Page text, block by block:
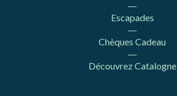
Escapades
Chèques Cadeau
Découvrez Catalogne